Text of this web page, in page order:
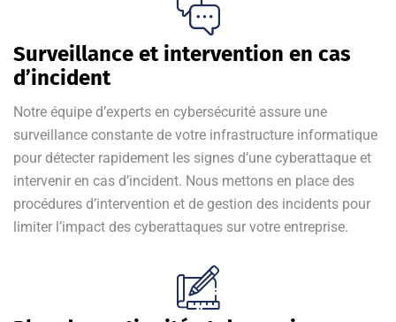
Surveillance et intervention en cas
d’incident
Notre équipe d’experts en cybersécurité assure une
surveillance constante de votre infrastructure informatique
pour détecter rapidement les signes d’une cyberattaque et
intervenir en cas d’incident. Nous mettons en place des
procédures d’intervention et de gestion des incidents pour
limiter l’impact des cyberattaques sur votre entreprise.